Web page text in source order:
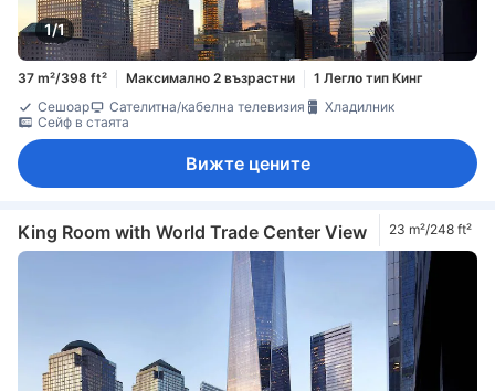
1/1
37 m²/398 ft² Максимално 2 възрастни
1 Легло тип Кинг
Сешоар
Сателитна/кабелна телевизия
Хладилник
Сейф в стаята
Вижте цените
King Room with World Trade Center View 23 m²/248 ft²